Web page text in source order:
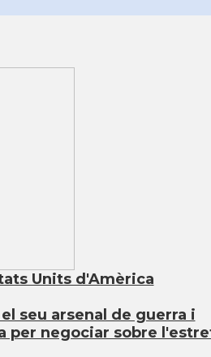
Units d'Amèrica
seu arsenal de guerra i
per negociar sobre